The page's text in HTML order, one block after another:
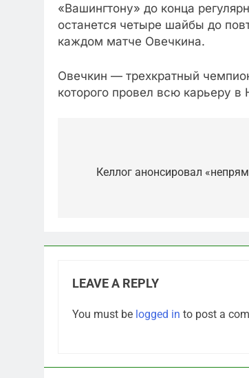
«Вашингтону» до конца
останется четыре шайбы до
каждом матче Овечкина.
Овечкин — трехкратный
которого провел всю карьеру в
navigation
Келлог анонсировал
LEAVE A REPLY
You must be logged in to post a
5
Отрезанные от
руки» после